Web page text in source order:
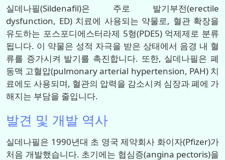
실데나필(Sildenafil)은 주로 발기부전(erectile
dysfunction, ED) 치료에 사용되는 약물로, 혈관 확장을
유도하는 포스포디에스터라제 5형(PDE5) 억제제로 분류
됩니다. 이 약물은 성적 자극을 받은 상태에서 음경 내 혈
류를 증가시켜 발기를 촉진합니다. 또한, 실데나필은 폐
동맥 고혈압(pulmonary arterial hypertension, PAH) 치
료에도 사용되며, 혈관의 압력을 감소시켜 심장과 폐에 가
해지는 부담을 줄입니다.
발견 및 개발 역사
실데나필은 1990년대 초 영국 제약회사 화이자(Pfizer)가
처음 개발했습니다. 초기에는 협심증(angina pectoris)을